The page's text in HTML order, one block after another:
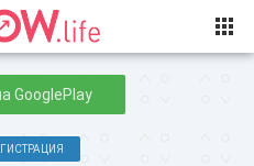
GooglePlay